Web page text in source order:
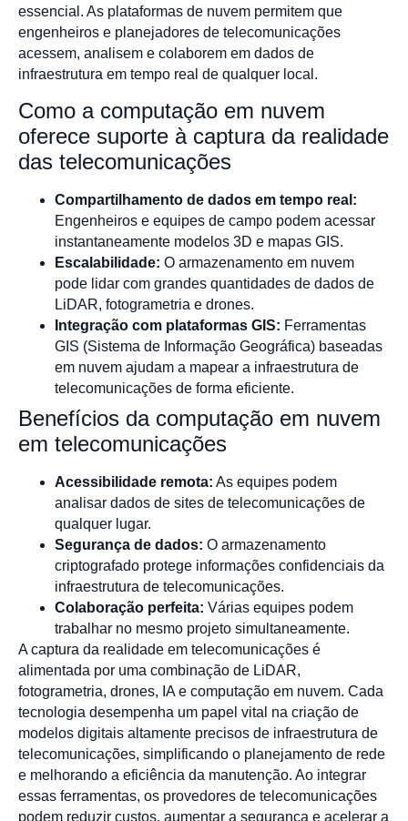
essencial. As plataformas de nuvem permitem que
engenheiros e planejadores de telecomunicações
acessem, analisem e colaborem em dados de
infraestrutura em tempo real de qualquer local.
Como a computação em nuvem
oferece suporte à captura da realidade
das telecomunicações
Compartilhamento de dados em tempo real:
Engenheiros e equipes de campo podem acessar
instantaneamente modelos 3D e mapas GIS.
Escalabilidade: O armazenamento em nuvem
pode lidar com grandes quantidades de dados de
LiDAR, fotogrametria e drones.
Integração com plataformas GIS: Ferramentas
GIS (Sistema de Informação Geográfica) baseadas
em nuvem ajudam a mapear a infraestrutura de
telecomunicações de forma eficiente.
Benefícios da computação em nuvem
em telecomunicações
Acessibilidade remota: As equipes podem
analisar dados de sites de telecomunicações de
qualquer lugar.
Segurança de dados: O armazenamento
criptografado protege informações confidenciais da
infraestrutura de telecomunicações.
Colaboração perfeita: Várias equipes podem
trabalhar no mesmo projeto simultaneamente.
A captura da realidade em telecomunicações é
alimentada por uma combinação de LiDAR,
fotogrametria, drones, IA e computação em nuvem. Cada
tecnologia desempenha um papel vital na criação de
modelos digitais altamente precisos de infraestrutura de
telecomunicações, simplificando o planejamento de rede
e melhorando a eficiência da manutenção. Ao integrar
essas ferramentas, os provedores de telecomunicações
podem reduzir custos, aumentar a segurança e acelerar a